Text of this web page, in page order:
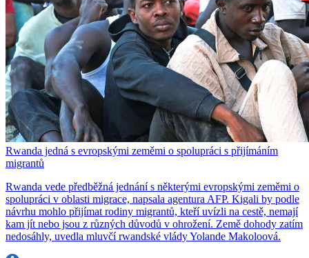
Rwanda jedná s evropskými zeměmi o spolupráci s přijímáním
migrantů
Rwanda vede předběžná jednání s některými evropskými zeměmi o
spolupráci v oblasti migrace, napsala agentura AFP. Kigali by podle
návrhu mohlo přijímat rodiny migrantů, kteří uvízli na cestě, nemají
kam jít nebo jsou z různých důvodů v ohrožení. Země dohody zatím
nedosáhly, uvedla mluvčí rwandské vlády Yolande Makoloová.